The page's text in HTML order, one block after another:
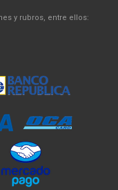
y rubros, entre ellos: